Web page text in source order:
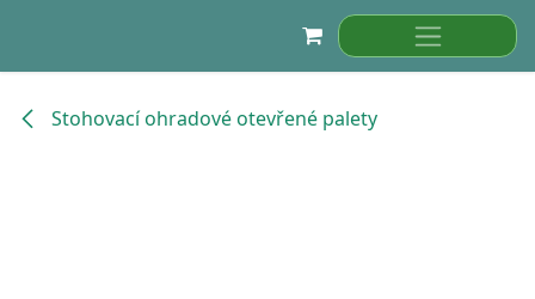
Stohovací ohradové otevřené palety